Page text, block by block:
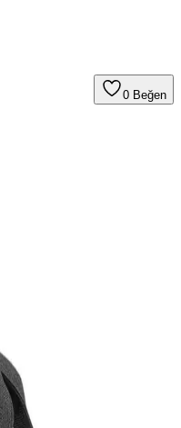
0 Beğen
Problemler
tanıma ve erişim
kapsamlı bilgi. Port
gibi temel adımlar